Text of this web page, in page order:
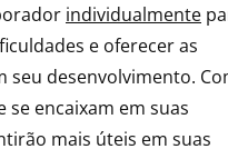
individualmente
e oferecer as
seu desenvolvimento.
encaixam em suas
mais úteis em suas